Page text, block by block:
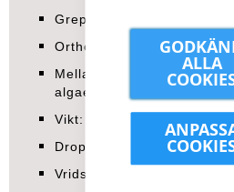
ALLA
Greppgummi RB9X®
OrthoLite® Hybrid
Mellansula i lättvikts-EVA
algae foam
Vikt: 250 g (US 7,5)
Drop: 6 mm
Vridstyvhet: Medium